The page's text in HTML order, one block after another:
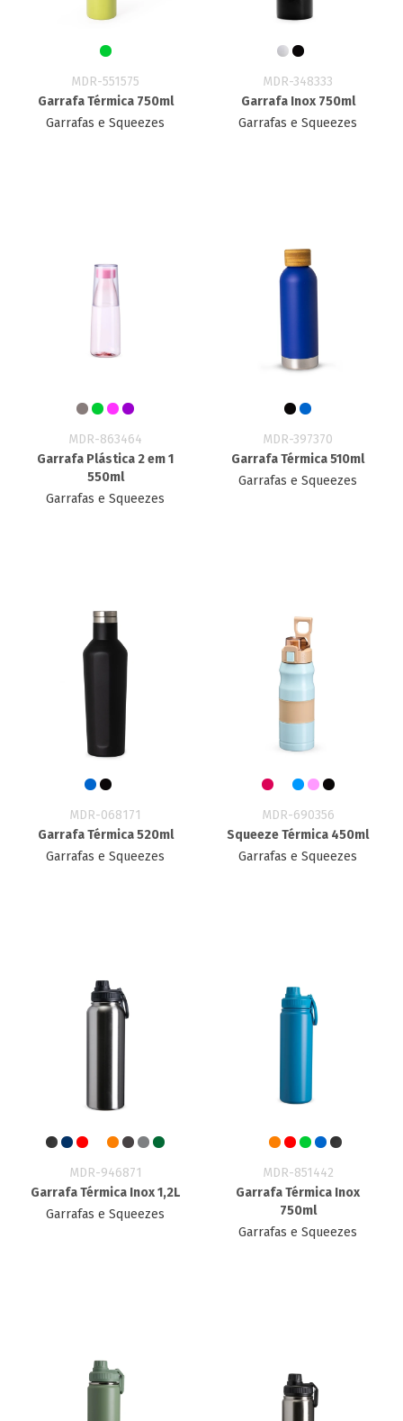
MDR-551575
Garrafa Térmica 750ml
Garrafas e Squeezes
MDR-348333
Garrafa Inox 750ml
Garrafas e Squeezes
MDR-863464
Garrafa Plástica 2 em 1
550ml
Garrafas e Squeezes
MDR-397370
Garrafa Térmica 510ml
Garrafas e Squeezes
MDR-068171
Garrafa Térmica 520ml
Garrafas e Squeezes
MDR-690356
Squeeze Térmica 450ml
Garrafas e Squeezes
MDR-946871
Garrafa Térmica Inox 1,2L
Garrafas e Squeezes
MDR-851442
Garrafa Térmica Inox
750ml
Garrafas e Squeezes